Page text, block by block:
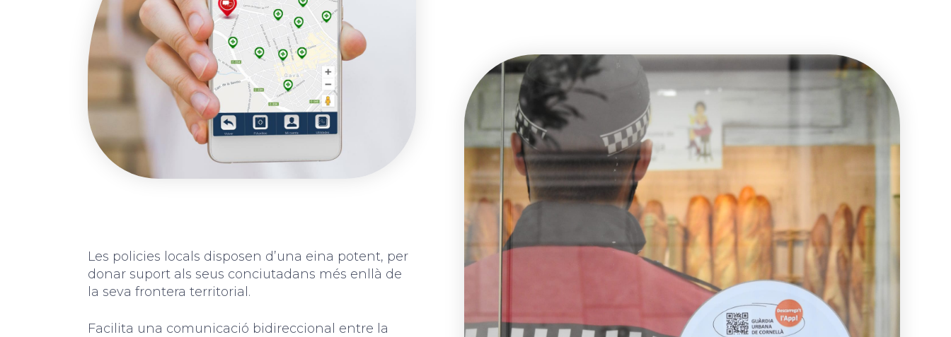
Les policies locals disposen d’una eina potent, per
donar suport als seus conciutadans més enllà de
la seva frontera territorial.
Facilita una comunicació bidireccional entre la